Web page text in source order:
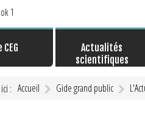
CEG
Actualités
scientifiques
: Accueil Gide grand public